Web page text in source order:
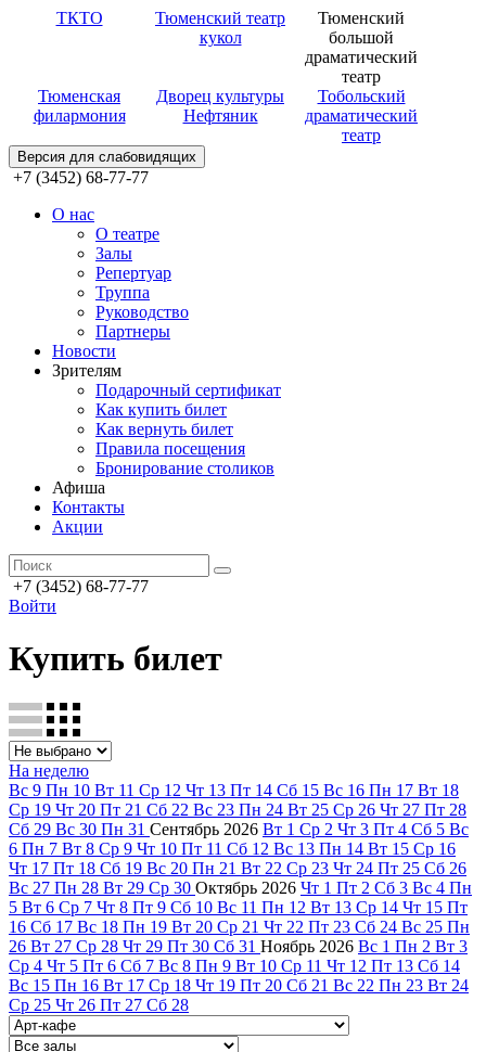
ТКТО
Тюменский театр
кукол
Тюменский
большой
драматический
театр
Тюменская
филармония
Дворец культуры
Нефтяник
Тобольский
драматический
театр
Версия для слабовидящих
+7 (3452) 68-77-77
О нас
О театре
Залы
Репертуар
Труппа
Руководство
Партнеры
Новости
Зрителям
Подарочный сертификат
Как купить билет
Как вернуть билет
Правила посещения
Бронирование столиков
Афиша
Контакты
Акции
+7 (3452) 68-77-77
Войти
Купить билет
На неделю
Вс 9 Пн 10 Вт 11 Ср 12 Чт 13 Пт 14 Сб 15 Вс 16 Пн 17 Вт 18
Ср 19 Чт 20 Пт 21 Сб 22 Вс 23 Пн 24 Вт 25 Ср 26 Чт 27 Пт 28
Сб 29 Вс 30 Пн 31 Сентябрь 2026 Вт 1 Ср 2 Чт 3 Пт 4 Сб 5 Вс
6 Пн 7 Вт 8 Ср 9 Чт 10 Пт 11 Сб 12 Вс 13 Пн 14 Вт 15 Ср 16
Чт 17 Пт 18 Сб 19 Вс 20 Пн 21 Вт 22 Ср 23 Чт 24 Пт 25 Сб 26
Вс 27 Пн 28 Вт 29 Ср 30 Октябрь 2026 Чт 1 Пт 2 Сб 3 Вс 4 Пн
5 Вт 6 Ср 7 Чт 8 Пт 9 Сб 10 Вс 11 Пн 12 Вт 13 Ср 14 Чт 15 Пт
16 Сб 17 Вс 18 Пн 19 Вт 20 Ср 21 Чт 22 Пт 23 Сб 24 Вс 25 Пн
26 Вт 27 Ср 28 Чт 29 Пт 30 Сб 31 Ноябрь 2026 Вс 1 Пн 2 Вт 3
Ср 4 Чт 5 Пт 6 Сб 7 Вс 8 Пн 9 Вт 10 Ср 11 Чт 12 Пт 13 Сб 14
Вс 15 Пн 16 Вт 17 Ср 18 Чт 19 Пт 20 Сб 21 Вс 22 Пн 23 Вт 24
Ср 25 Чт 26 Пт 27 Сб 28